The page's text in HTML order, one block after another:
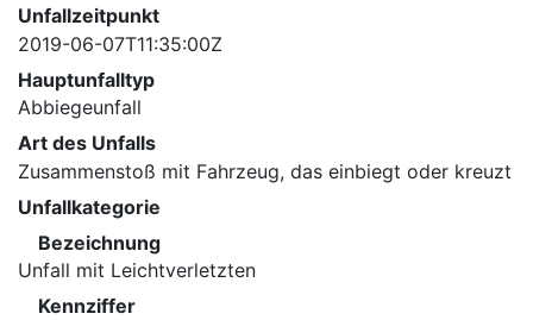
Unfallzeitpunkt
2019-06-07T11:35:00Z
Hauptunfalltyp
Abbiegeunfall
Art des Unfalls
Zusammenstoß mit Fahrzeug, das einbiegt oder kreuzt
Unfallkategorie
Bezeichnung
Unfall mit Leichtverletzten
Kennziffer